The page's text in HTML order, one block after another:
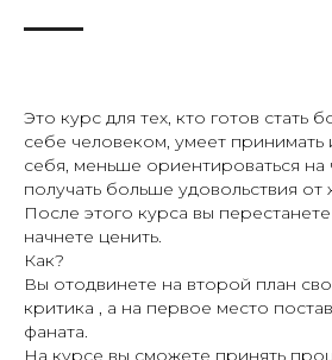
Это курс для тех, кто готов стать
себе человеком, умеет принимать
себя, меньше ориентироваться
получать больше удовольствия от
После этого курса вы
начнете ценить.
Как?
Вы отодвинете на второй план
критика , а на первое место
фаната.
На курсе вы сможете принять